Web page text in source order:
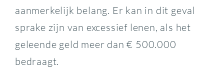
aanmerkelijk belang. Er kan in dit geval
sprake zijn van excessief lenen, als het
geleende geld meer dan € 500.000
bedraagt.